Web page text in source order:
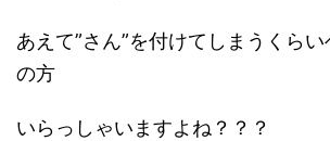
あえて”さん”を付けてしまうくら
の方
いらっしゃいますよね？？？